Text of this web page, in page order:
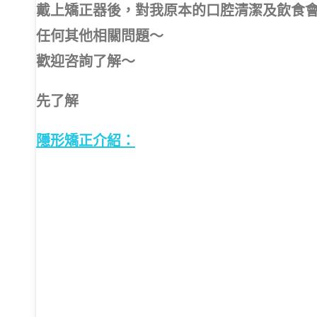
戴上矯正器後，對我原本的口腔清潔及飲食
任何其他相關問題～
歡迎咨詢了解～
先了解
隱形矯正介紹：